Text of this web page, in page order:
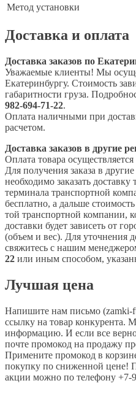
Метод установки
Доставка и оплата
Доставка заказов по
Уважаемые клиенты! Мы
Екатеринбургу. Стоимость
габаритности груза.
982-694-71-22.
Оплата наличными при
расчетом.
Доставка заказов в другие
Оплата товара
Для получения заказа в
необходимо заказать
терминала транспортной
бесплатно, а дальше
той транспортной компании,
доставки будет зависеть от
(объем и вес). Для уточнения
свяжитесь с нашим
22 или иным способом,
Лучшая цена
Напишите нам письмо (zamki-
ссылку на товар конкурента.
информацию. И если все
почте промокод на продажу
Примените промокод в
покупку по сниженной цене!
акции можно по телефону +7-